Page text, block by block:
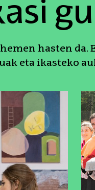
hasten da.
eta ikasteko